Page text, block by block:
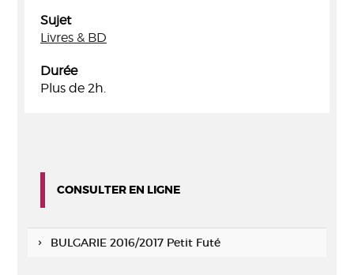
Sujet
Livres & BD
Durée
Plus de 2h.
CONSULTER EN LIGNE
BULGARIE 2016/2017 Petit Futé